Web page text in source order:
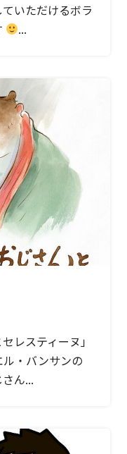
いただけるボラ
...
レスティーヌ」
・バンサンの
ん...